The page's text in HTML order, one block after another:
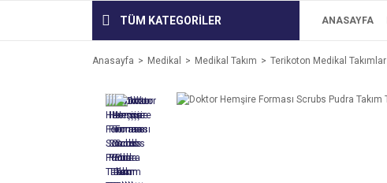
TÜM KATEGORİLER ANASAYFA
Anasayfa Medikal Medikal Takım Terikoton Medikal Takımlar